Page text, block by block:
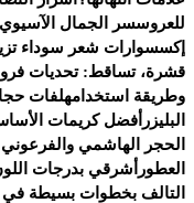
للعروسسر الجمال
إكسسوارات شعر سوداء
قشرة، تساقط: تحديات
وطريقة استخدامهلفات
البليزر أفضل كريمات
الحجر الهاشمي
العطور أشرقي بدرجات
التالف بخطوات بسيطة في